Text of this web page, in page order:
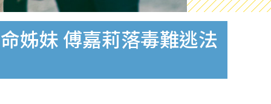
姊妹 傅嘉莉落毒難逃法